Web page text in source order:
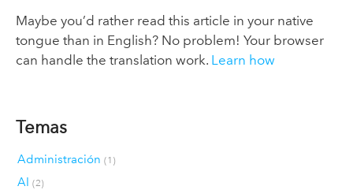
Maybe you’d rather read this article in your native
tongue than in English? No problem! Your browser
can handle the translation work. Learn how
Temas
Administración (1)
AI (2)